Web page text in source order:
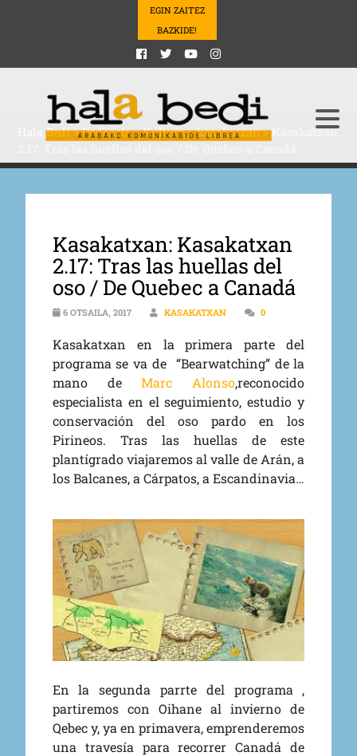
EGIN ZAITEZ
BAZKIDE!
Hala Bedi>Podcasts>Kultura>kasakatxan> Kasakatxan
Kasakatxan: Kasakatxan
2.17: Tras las huellas del
oso / De Quebec a Canadá
6 OTSAILA, 2017 KASAKATXAN 0
Kasakatxan en la primera parte del
programa se va de “Bearwatching” de la
mano deMarc Alonso,reconocido
especialista en el seguimiento, estudio y
conservación del oso pardo en los
Pirineos. Tras las huellas de este
plantígrado viajaremos al valle de Arán, a
los Balcanes, a Cárpatos, a Escandinavia…
En la segunda parrte del programa ,
partiremos con Oihane al invierno de
Qebec y, ya en primavera, emprenderemos
una travesía para recorrer Canadá de